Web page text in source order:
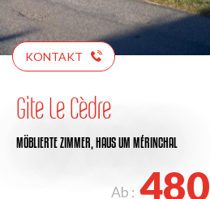
KONTAKT
Gite Le Cèdre
MÖBLIERTE ZIMMER, HAUSUM MÉRINCHAL
Ab : 480